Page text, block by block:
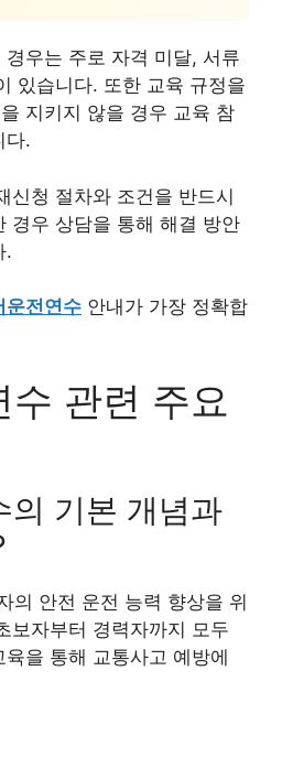
우는 주로 자격 미달, 서류
있습니다. 또한 교육 규정을
지키지 않을 경우 교육 참
다.
신청 절차와 조건을 반드시
경우 상담을 통해 해결 방안
.
운전연수 안내가 가장 정확합
수 관련 주요
의 기본 개념과
의 안전 운전 능력 향상을 위
보자부터 경력자까지 모두
을 통해 교통사고 예방에